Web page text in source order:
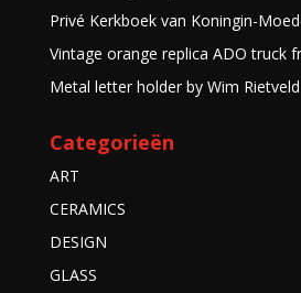
Privé Kerkboek van Koningin-
Vintage orange replica ADO truck
Metal letter holder by Wim
Categorieën
ART
CERAMICS
DESIGN
GLASS